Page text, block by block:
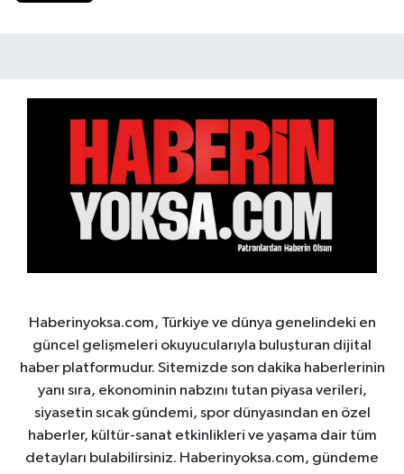
Haberinyoksa.com, Türkiye ve dünya genelindeki en
güncel gelişmeleri okuyucularıyla buluşturan dijital
haber platformudur. Sitemizde son dakika haberlerinin
yanı sıra, ekonominin nabzını tutan piyasa verileri,
siyasetin sıcak gündemi, spor dünyasından en özel
haberler, kültür-sanat etkinlikleri ve yaşama dair tüm
detayları bulabilirsiniz. Haberinyoksa.com, gündeme